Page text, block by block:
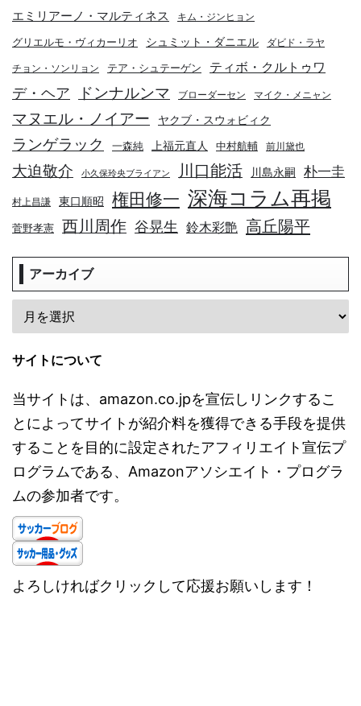
エミリアーノ・マルティネス キム・ジンヒョン
グリエルモ・ヴィカーリオ シュミット・ダニエル ダビド・ラヤ
チョン・ソンリョン テア・シュテーゲン ティボ・クルトゥワ
デ・ヘア ドンナルンマ ブローダーセン マイク・メニャン
マヌエル・ノイアー ヤクブ・スウォビィク
ランゲラック 一森純 上福元直人 中村航輔 前川黛也
大迫敬介 小久保玲央ブライアン 川口能活 川島永嗣 朴一圭
村上昌謙 東口順昭 権田修一 深海コラム再掲
菅野孝憲 西川周作 谷晃生 鈴木彩艶 高丘陽平
アーカイブ
サイトについて
当サイトは、amazon.co.jpを宣伝しリンクするこ
とによってサイトが紹介料を獲得できる手段を提供
することを目的に設定されたアフィリエイト宣伝プ
ログラムである、Amazonアソシエイト・プログラ
ムの参加者です。
よろしければクリックして応援お願いします！